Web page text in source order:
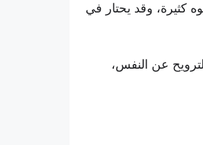
كثيرة، وقد يحتار في
عن النفس،